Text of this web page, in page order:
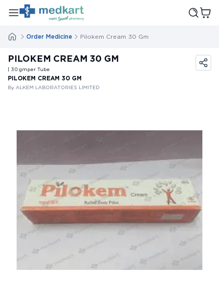
Order Medicine Pilokem Cream 30 Gm
PILOKEM CREAM 30 GM
| 30 gmper Tube
PILOKEM CREAM 30 GM
By ALKEM LABORATORIES LIMITED